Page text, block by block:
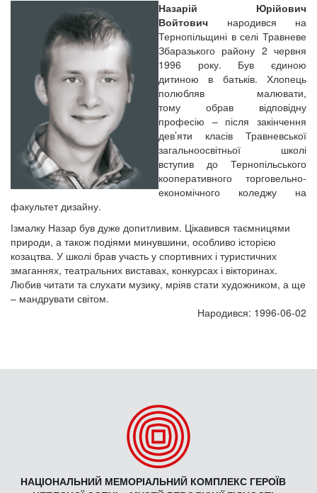
Назарій Юрійович
Войтович народився на
Тернопільщині в селі Травневе
Збаразького району 2 червня
1996 року. Був єдиною
дитиною в батьків. Хлопець
полюбляв малювати,
тому обрав відповідну
професію – після закінчення
дев’яти класів Травневської
загальноосвітньої школі
вступив до Тернопільського
кооперативного торговельно-
економічного коледжу на
факультет дизайну.
Ізмалку Назар був дуже допитливим. Цікавився таємницями
природи, а також подіями минувшини, особливо історією
козацтва. У школі брав участь у спортивних і туристичних
змаганнях, театральних виставах, конкурсах і вікторинах.
Любив читати та слухати музику, мріяв стати художником, а ще
– мандрувати світом.
Народився: 1996-06-02
НАЦІОНАЛЬНИЙ МЕМОРІАЛЬНИЙ КОМПЛЕКС ГЕРОЇВ